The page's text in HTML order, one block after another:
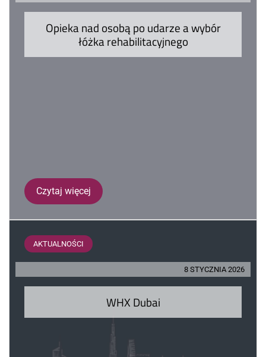
Opieka nad osobą po udarze a wybór
łóżka rehabilitacyjnego
Czytaj więcej
AKTUALNOŚCI
8 STYCZNIA 2026
WHX Dubai